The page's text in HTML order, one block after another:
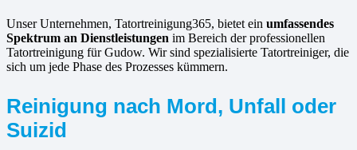
Unser Unternehmen, Tatortreinigung365, bietet ein umfassendes
Spektrum an Dienstleistungen im Bereich der professionellen
Tatortreinigung für Gudow. Wir sind spezialisierte Tatortreiniger, die
sich um jede Phase des Prozesses kümmern.
Reinigung nach Mord, Unfall oder
Suizid